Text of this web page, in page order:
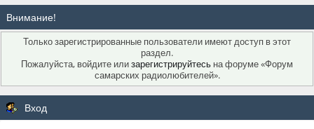
Внимание!
Только зарегистрированные пользователи имеют доступ в этот
раздел.
Пожалуйста, войдите илизарегистрируйтесь на форуме «Форум
самарских радиолюбителей».
Вход